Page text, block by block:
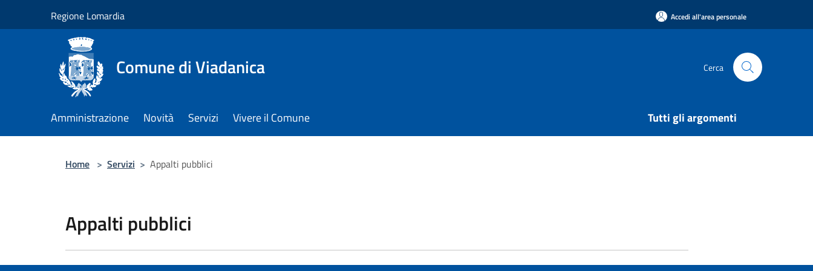
Regione Lomardia Accedi all'area personale
Comune di Viadanica Cerca
Amministrazione Novità Servizi Vivere il Comune Tutti gli argomenti
Home > Servizi > Appalti pubblici
Appalti pubblici